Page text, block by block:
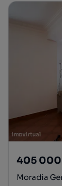
405
Moradia